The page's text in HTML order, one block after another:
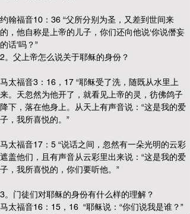
约翰福音10：36 “父所分别为圣，又差到世间来
的，他自称是上帝的儿子，你们还向他说‘你说僭妄
的话’吗？”
2。父上帝怎么说关于耶稣的身份？
马太福音3：16，17 “耶稣受了洗，随既从水里上
来。天忽然为他开了，就看见上帝的灵，彷佛鸽子
降下，落在他身上。从天上有声音说：“这是我的爱
子，我所喜悦的。”
马太福音17：5 “说话之间，忽然有一朵光明的云彩
遮盖他们，且有声音从云彩里出来说：“这是我的爱
子，我所喜悦的，你们要听他。”
3。门徒们对耶稣的身份有什么样的理解？
马太福音16：15，16  “耶稣说：“你们说我是谁？”